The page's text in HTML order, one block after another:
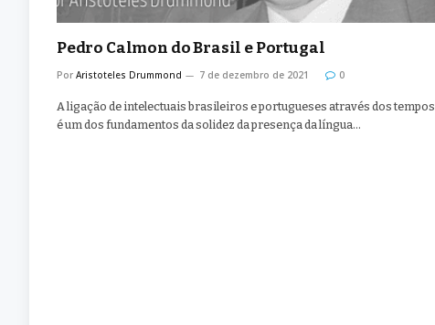
Pedro Calmon do Brasil e Portugal
Por Aristoteles Drummond 7 de dezembro de 2021 0
A ligação de intelectuais brasileiros e portugueses através dos tempos
é um dos fundamentos da solidez da presença da língua…